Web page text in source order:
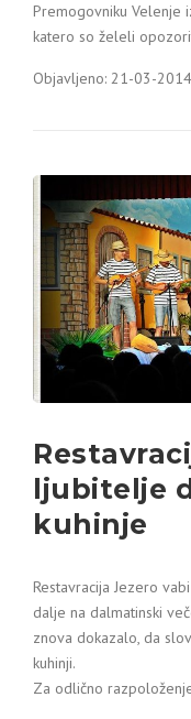
Premogovniku Velenje
katero so želeli
Objavljeno: 21-03-2014
ljubitelje
kuhinje
Restavracija Jezero
dalje na dalmatinski
znova dokazalo, da
kuhinji.
Za odlično